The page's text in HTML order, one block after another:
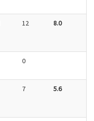
12 8.0
0
7 5.6